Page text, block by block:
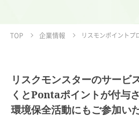
TOP 企業情報 リスモンポイントプ
リスクモンスターのサービ
くとPontaポイントが付与
環境保全活動にもご参加い